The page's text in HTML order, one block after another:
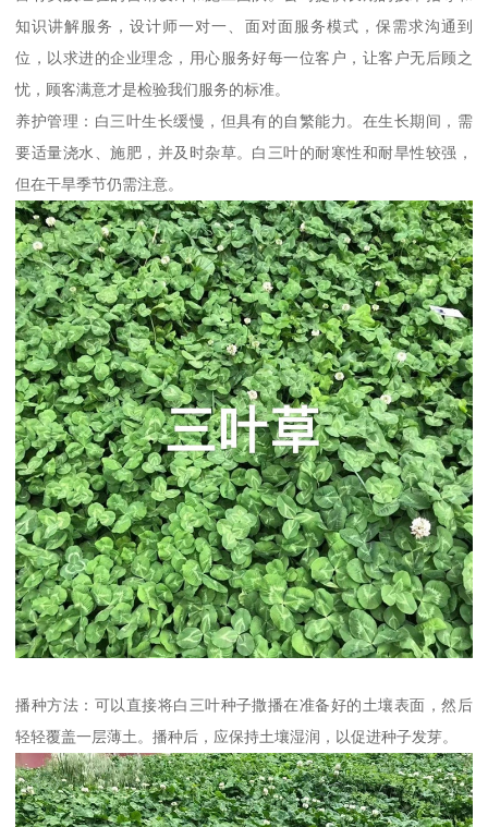
知识讲解服务，设计师一对一、面对面服务模式，保需求沟通到
位，以求进的企业理念，用心服务好每一位客户，让客户无后顾之
忧，顾客满意才是检验我们服务的标准。
养护管理：白三叶生长缓慢，但具有的自繁能力。在生长期间，需
要适量浇水、施肥，并及时杂草。白三叶的耐寒性和耐旱性较强，
但在干旱季节仍需注意。
播种方法：可以直接将白三叶种子撒播在准备好的土壤表面，然后
轻轻覆盖一层薄土。播种后，应保持土壤湿润，以促进种子发芽。